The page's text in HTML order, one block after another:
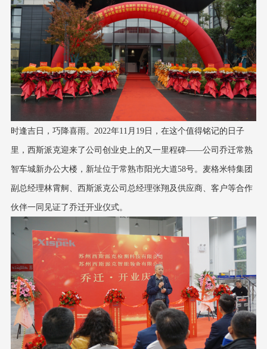
时逢吉日，巧降喜雨。2022年11月19日，在这个值得铭记的日子
里，西斯派克迎来了公司创业史上的又一里程碑——公司乔迁常熟
智车城新办公大楼，新址位于常熟市阳光大道58号。麦格米特集团
副总经理林霄舸、西斯派克公司总经理张翔及供应商、客户等合作
伙伴一同见证了乔迁开业仪式。